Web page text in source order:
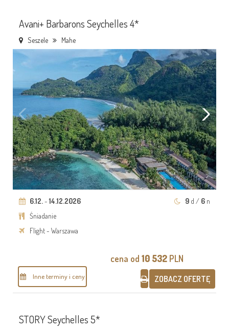
Avani+ Barbarons Seychelles 4*
Seszele Mahe
6.12.-14.12.2026 9 d / 6 n
Śniadanie
Flight - Warszawa
Inne terminy i ceny
cena od 10 532 PLN
ZOBACZ OFERTĘ
STORY Seychelles 5*